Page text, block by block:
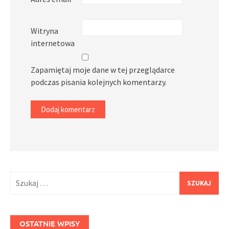
Witryna
internetowa
Zapamiętaj moje dane w tej przeglądarce
podczas pisania kolejnych komentarzy.
OSTATNIE WPISY